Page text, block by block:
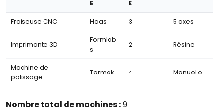
E
É
Fraiseuse CNC Haas 3 5 axes
Imprimante 3D
Formlab
s
2 Résine
Machine de
polissage
Tormek 4 Manuelle
Nombre total de machines :9